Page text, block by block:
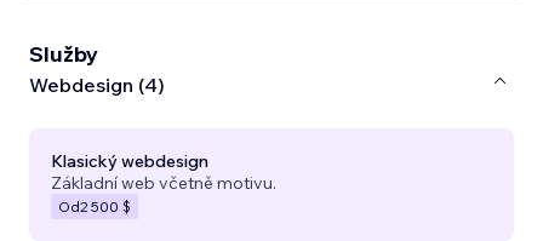
Služby
Webdesign (4)
Klasický webdesign
Základní web včetně motivu.
Od2 500 $